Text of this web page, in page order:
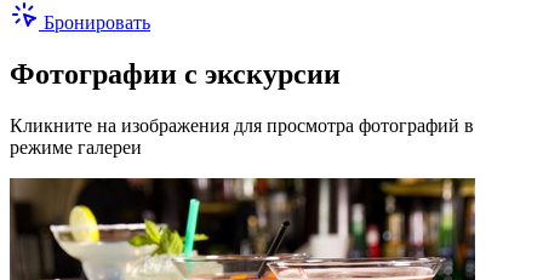
Бронировать
Фотографии с экскурсии
Кликните на изображения для просмотра фотографий в
режиме галереи